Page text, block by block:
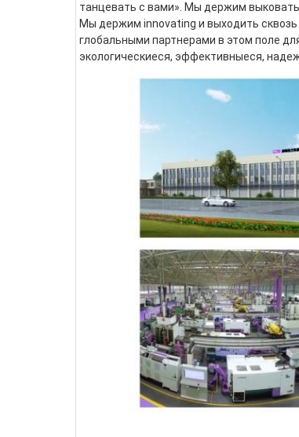
танцевать с вами». Мы держим
Мы держим innovating и выходить
глобальными партнерами в этом поле
экологическиеся, эффективныеся,